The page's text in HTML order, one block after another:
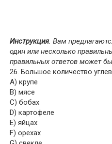
Инструкция: Вам
один или несколько
правильных ответов может
26. Большое количество
A) крупе
B) мясе
C) бобах
D) картофеле
E) яйцах
F) орехах